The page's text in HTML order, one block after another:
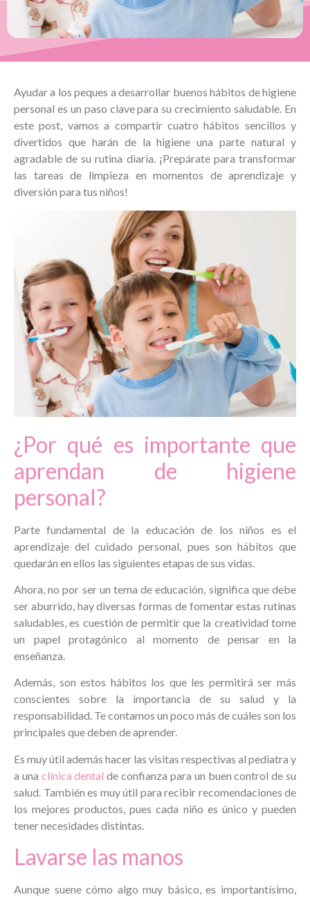
Ayudar a los peques a desarrollar buenos hábitos de higiene
personal es un paso clave para su crecimiento saludable. En
este post, vamos a compartir cuatro hábitos sencillos y
divertidos que harán de la higiene una parte natural y
agradable de su rutina diaria. ¡Prepárate para transformar
las tareas de limpieza en momentos de aprendizaje y
diversión para tus niños!
¿Por qué es importante que
aprendan de higiene
personal?
Parte fundamental de la educación de los niños es el
aprendizaje del cuidado personal, pues son hábitos que
quedarán en ellos las siguientes etapas de sus vidas.
Ahora, no por ser un tema de educación, significa que debe
ser aburrido, hay diversas formas de fomentar estas rutinas
saludables, es cuestión de permitir que la creatividad tome
un papel protagónico al momento de pensar en la
enseñanza.
Además, son estos hábitos los que les permitirá ser más
conscientes sobre la importancia de su salud y la
responsabilidad. Te contamos un poco más de cuáles son los
principales que deben de aprender.
Es muy útil además hacer las visitas respectivas al pediatra y
a una clínica dental de confianza para un buen control de su
salud. También es muy útil para recibir recomendaciones de
los mejores productos, pues cada niño es único y pueden
tener necesidades distintas.
Lavarse las manos
Aunque suene cómo algo muy básico, es importantísimo,